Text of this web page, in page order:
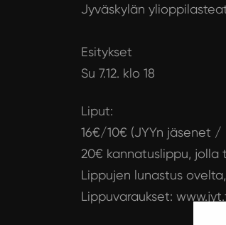
Jyväskylän
Esitykset
Su 7.12. klo 18
Liput:
16€/10€ (JYYn jäsenet
20€ kannatuslippu,
Lippujen lunastus
Lippuvaraukset: